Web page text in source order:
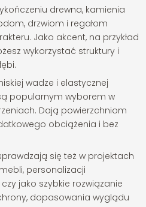
drewna, kamienia
drzwiom i regałom
Jako akcent, na przykład
wykorzystać struktury i
wadze i elastycznej
popularnym wyborem w
Dają powierzchniom
obciążenia i bez
się też w projektach
personalizacji
jako szybkie rozwiązanie
dopasowania wyglądu